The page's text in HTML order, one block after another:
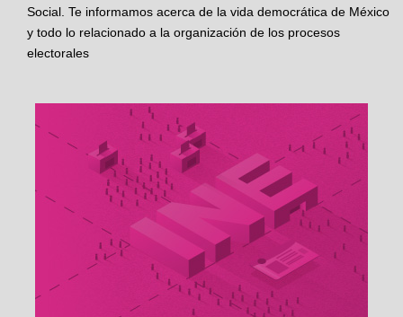
Social. Te informamos acerca de la vida democrática de México
y todo lo relacionado a la organización de los procesos
electorales